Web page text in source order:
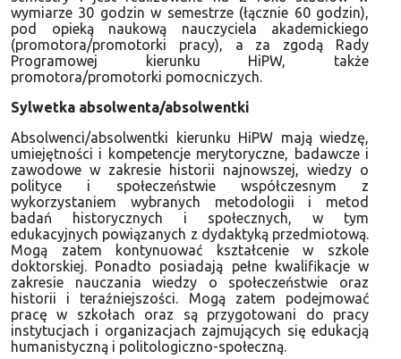
wymiarze 30 godzin w semestrze (łącznie 60 godzin),
pod opieką naukową nauczyciela akademickiego
(promotora/promotorki pracy), a za zgodą Rady
Programowej kierunku HiPW, także
promotora/promotorki pomocniczych.
Sylwetka absolwenta/absolwentki
Absolwenci/absolwentki kierunku HiPW mają wiedzę,
umiejętności i kompetencje merytoryczne, badawcze i
zawodowe w zakresie historii najnowszej, wiedzy o
polityce i społeczeństwie współczesnym z
wykorzystaniem wybranych metodologii i metod
badań historycznych i społecznych, w tym
edukacyjnych powiązanych z dydaktyką przedmiotową.
Mogą zatem kontynuować kształcenie w szkole
doktorskiej. Ponadto posiadają pełne kwalifikacje w
zakresie nauczania wiedzy o społeczeństwie oraz
historii i teraźniejszości. Mogą zatem podejmować
pracę w szkołach oraz są przygotowani do pracy
instytucjach i organizacjach zajmujących się edukacją
humanistyczną i politologiczno-społeczną.